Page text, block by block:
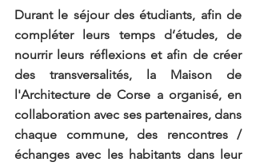
Durant le séjour des étudiants, afin de
compléter leurs temps d’études, de
nourrir leurs réflexions et afin de créer
des transversalités, la Maison de
l'Architecture de Corse a organisé, en
collaboration avec ses partenaires, dans
chaque commune, des rencontres /
échanges avec les habitants dans leur